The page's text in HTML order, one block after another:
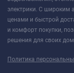
электрики. С широким
ценами и быстрой
и комфорт покупки,
решения для своих
Политика